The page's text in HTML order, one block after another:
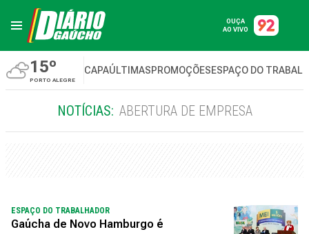
OUÇA
AO VIVO
15º
PORTO ALEGRE
CAPAÚLTIMASPROMOÇÕESESPAÇO DO
NOTÍCIAS: ABERTURA DE EMPRESA
ESPAÇO DO TRABALHADOR
Gaúcha de Novo Hamburgo é